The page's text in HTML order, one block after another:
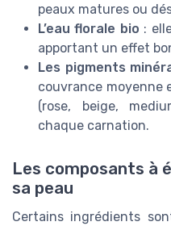
peaux matures ou
L’eau florale bio :
apportant un effet
Les pigments
couvrance moyenne
(rose, beige,
chaque carnation.
Les composants à
sa peau
Certains ingrédients